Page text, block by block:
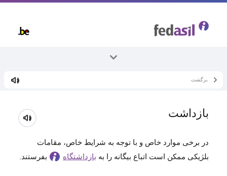
همه موضوعات
بازداشتگاه
برگشت
بازداشت
در برخی موارد خاص و با توجه به شرایط خاص، مقامات
بلژیکی ممکن است اتباع بیگانه را به بازداشتگاه بفرستند.